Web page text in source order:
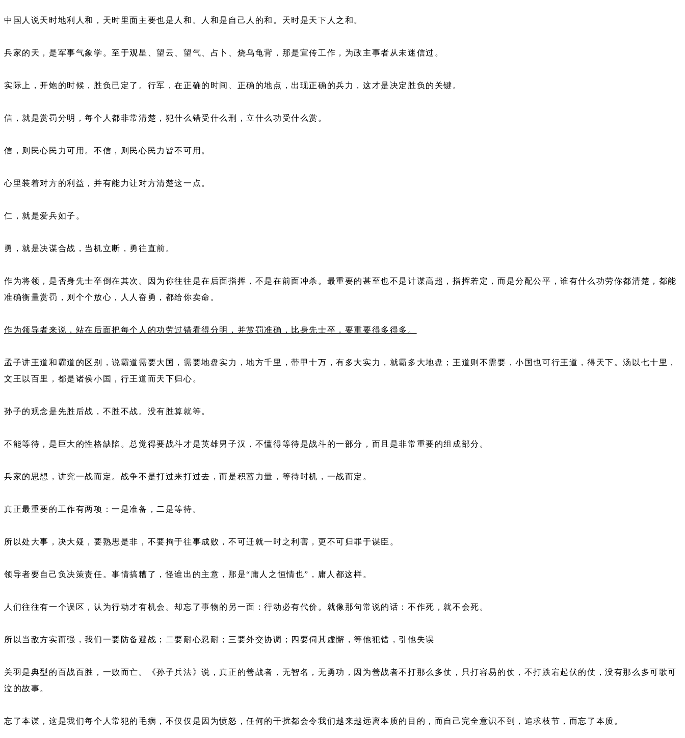
中国人说天时地利人和，天时里面主要也是人和。人和是自己人的和。天时是天下人之和。
兵家的天，是军事气象学。至于观星、望云、望气、占卜、烧乌龟背，那是宣传工作，为政主事者从未迷信过。
实际上，开炮的时候，胜负已定了。行军，在正确的时间、正确的地点，出现正确的兵力，这才是决定胜负的关键。
信，就是赏罚分明，每个人都非常清楚，犯什么错受什么刑，立什么功受什么赏。
信，则民心民力可用。不信，则民心民力皆不可用。
心里装着对方的利益，并有能力让对方清楚这一点。
仁，就是爱兵如子。
勇，就是决谋合战，当机立断，勇往直前。
作为将领，是否身先士卒倒在其次。因为你往往是在后面指挥，不是在前面冲杀。最重要的甚至也不是计谋高超，指挥若定，而是分配公平，谁有什么功劳你都清楚，都能
准确衡量赏罚，则个个放心，人人奋勇，都给你卖命。
作为领导者来说，站在后面把每个人的功劳过错看得分明，并赏罚准确，比身先士卒，要重要得多得多。
孟子讲王道和霸道的区别，说霸道需要大国，需要地盘实力，地方千里，带甲十万，有多大实力，就霸多大地盘；王道则不需要，小国也可行王道，得天下。汤以七十里，
文王以百里，都是诸侯小国，行王道而天下归心。
孙子的观念是先胜后战，不胜不战。没有胜算就等。
不能等待，是巨大的性格缺陷。总觉得要战斗才是英雄男子汉，不懂得等待是战斗的一部分，而且是非常重要的组成部分。
兵家的思想，讲究一战而定。战争不是打过来打过去，而是积蓄力量，等待时机，一战而定。
真正最重要的工作有两项：一是准备，二是等待。
所以处大事，决大疑，要熟思是非，不要拘于往事成败，不可迁就一时之利害，更不可归罪于谋臣。
领导者要自己负决策责任。事情搞糟了，怪谁出的主意，那是“庸人之恒情也”，庸人都这样。
人们往往有一个误区，认为行动才有机会。却忘了事物的另一面：行动必有代价。就像那句常说的话：不作死，就不会死。
所以当敌方实而强，我们一要防备避战；二要耐心忍耐；三要外交协调；四要伺其虚懈，等他犯错，引他失误
关羽是典型的百战百胜，一败而亡。《孙子兵法》说，真正的善战者，无智名，无勇功，因为善战者不打那么多仗，只打容易的仗，不打跌宕起伏的仗，没有那么多可歌可
泣的故事。
忘了本谋，这是我们每个人常犯的毛病，不仅仅是因为愤怒，任何的干扰都会令我们越来越远离本质的目的，而自己完全意识不到，追求枝节，而忘了本质。